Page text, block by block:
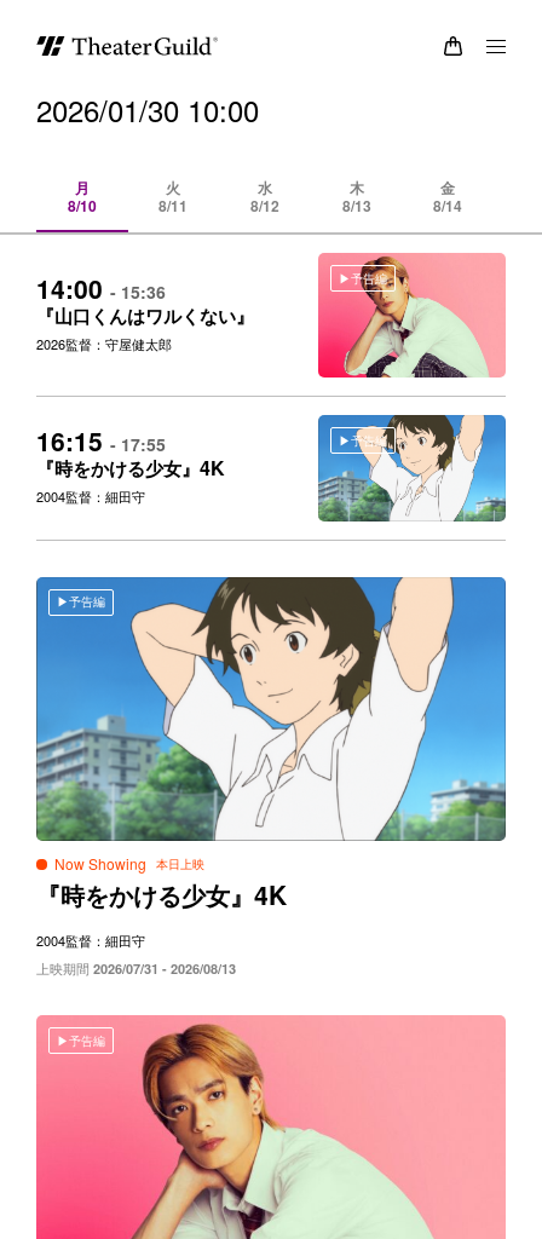
2026/01/30 10:00
月
8/10
火
8/11
水
8/12
木
8/13
金
8/14
予告編
14:00 - 15:36
『山口くんはワルくない』
2026監督：守屋健太郎
予告編
16:15 - 17:55
『時をかける少女』 4K
2004監督：細田守
予告編
Now Showing
『時をかける少女』 4K
2004監督：細田守
上映期間 2026/07/31 - 2026/08/13
予告編